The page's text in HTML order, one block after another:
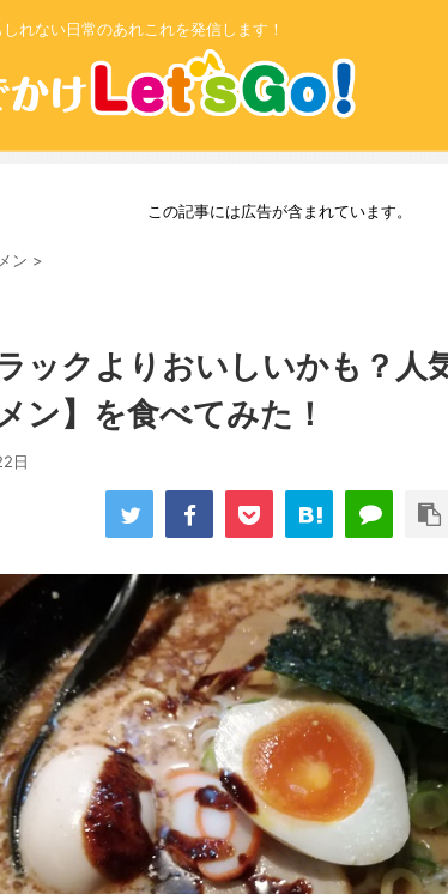
れない日常のあれこれを発信します！
この記事には広告が含まれています。
ン >
ックよりおいしいかも？人
ン】を食べてみた！
日